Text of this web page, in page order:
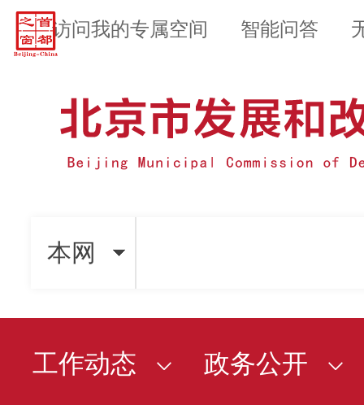
访问我的专属空间 智能问答
本网
工作动态
政务公开